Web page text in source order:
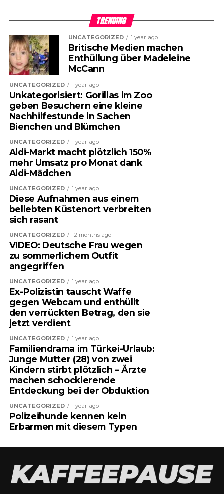
TRENDING
UNCATEGORIZED 1 year ago
Britische Medien machen
Enthüllung über Madeleine
McCann
UNCATEGORIZED 1 year ago
Unkategorisiert: Gorillas im Zoo
geben Besuchern eine kleine
Nachhilfestunde in Sachen
Bienchen und Blümchen
UNCATEGORIZED 1 year ago
Aldi-Markt macht plötzlich 150%
mehr Umsatz pro Monat dank
Aldi-Mädchen
UNCATEGORIZED 1 year ago
Diese Aufnahmen aus einem
beliebten Küstenort verbreiten
sich rasant
UNCATEGORIZED 12 months ago
VIDEO: Deutsche Frau wegen
zu sommerlichem Outfit
angegriffen
UNCATEGORIZED 1 year ago
Ex-Polizistin tauscht Waffe
gegen Webcam und enthüllt
den verrückten Betrag, den sie
jetzt verdient
UNCATEGORIZED 1 year ago
Familiendrama im Türkei-Urlaub:
Junge Mutter (28) von zwei
Kindern stirbt plötzlich – Ärzte
machen schockierende
Entdeckung bei der Obduktion
UNCATEGORIZED 1 year ago
Polizeihunde kennen kein
Erbarmen mit diesem Typen